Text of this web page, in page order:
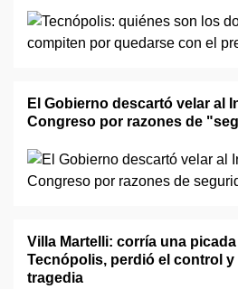
El Gobierno descartó velar al
Congreso por razones de
Villa Martelli: corría una
Tecnópolis, perdió el control
tragedia